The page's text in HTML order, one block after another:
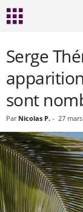
Serge
sont
Par Nicolas P. - 27